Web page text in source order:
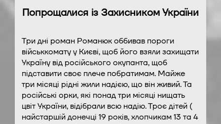
Попрощалися із Захисником України
Три дні роман Романюк оббивав пороги
військкомату у Києві, щоб його взяли захищати
Україну від російського окупанта, щоб
підставити своє плече побратимам. Майже
три місяці рідні жили надією, що він живий. Та
російські орки, які понад три місяці нищать
цвіт України, відібрали всю надію. Троє дітей (
найстаршій донечці 19 років, хлопчикам 13 та 4